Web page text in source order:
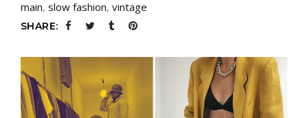
main, slow fashion, vintage
SHARE: